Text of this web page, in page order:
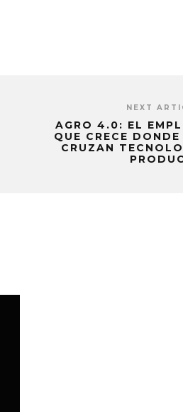
NEXT
AGRO 4.0: EL
QUE CRECE DONDE
CRUZAN